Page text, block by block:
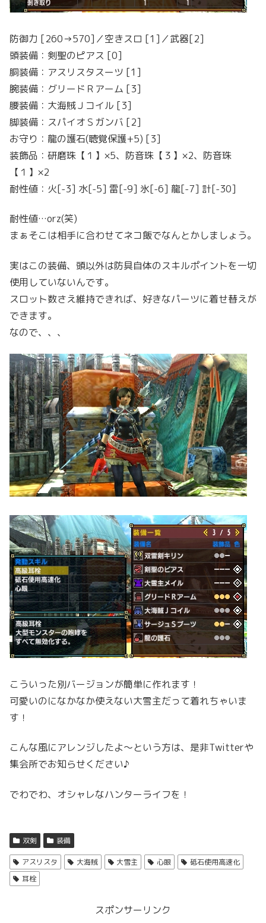
防御力 [260→570]／空きスロ [1]／武器[2]
頭装備：剣聖のピアス [0]
胴装備：アスリスタスーツ [1]
腕装備：グリードＲアーム [3]
腰装備：大海賊Ｊコイル [3]
脚装備：スパイオＳガンバ [2]
お守り：龍の護石(聴覚保護+5) [3]
装飾品：研磨珠【１】×5、防音珠【３】×2、防音珠
【１】×2
耐性値：火[-3] 水[-5] 雷[-9] 氷[-6] 龍[-7] 計[-30]
耐性値…orz(笑)
まぁそこは相手に合わせてネコ飯でなんとかしましょう。
実はこの装備、頭以外は防具自体のスキルポイントを一切
使用していないんです。
スロット数さえ維持できれば、好きなパーツに着せ替えが
できます。
なので、、、
こういった別バージョンが簡単に作れます！
可愛いのになかなか使えない大雪主だって着れちゃいま
す！
こんな風にアレンジしたよ〜という方は、是非Twitterや
集会所でお知らせください♪
でわでわ、オシャレなハンターライフを！
双剣 装備
アスリスタ 大海賊 大雪主 心眼
砥石使用高速化
耳栓
スポンサーリンク